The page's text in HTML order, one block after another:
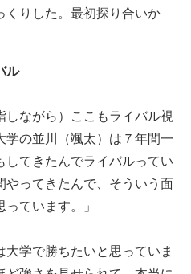
くりした。最初探り合いか
ル
しながら）ここもライバル視
学の並川（颯太）は７年間一
てきたんでライバルってい
やってきたんで、そういう面
ています。」
大学で勝ちたいと思っていま